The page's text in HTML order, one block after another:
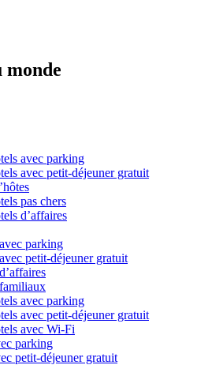
monde
avec parking
avec petit-déjeuner gratuit
pas chers
d’affaires
parking
petit-déjeuner gratuit
avec parking
avec petit-déjeuner gratuit
avec Wi-Fi
parking
petit-déjeuner gratuit